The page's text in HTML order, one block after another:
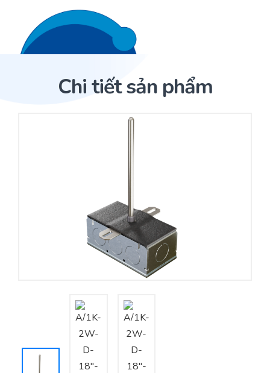
Trang Chủ
Nhà sản xuất thiết bị điều khiển
Cung cấp giải pháp quản lý cho toà nhà (BMS)
Bảo trì – Bảo dưỡng hệ thống
Tư vấn – Thiết kế – Cung cấp thiết bị HVAC
Tư vấn thiết kế, thi công tủ điều khiển
Thi công – Lắp đặt hệ thống HVAC
Chi tiết sản phẩm
Sản phẩm